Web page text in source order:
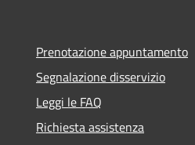
Prenotazione appuntamento
Segnalazione disservizio
Leggi le FAQ
Richiesta assistenza